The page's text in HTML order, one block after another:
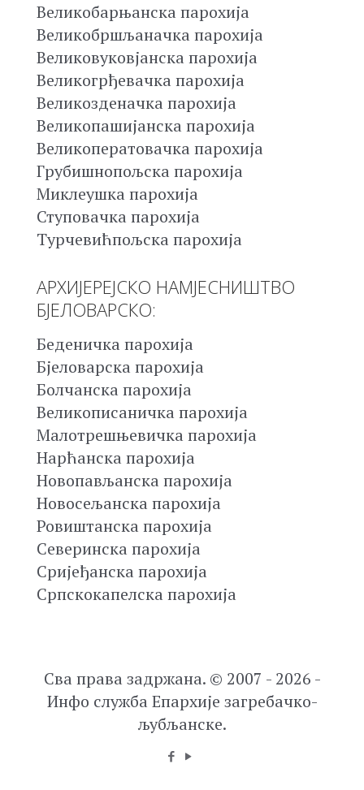
Великобарњанска парохија
Великобршљаначка парохија
Великовуковјанска парохија
Великогрђевачка парохија
Великозденачка парохија
Великопашијанска парохија
Великоператовачка парохија
Грубишнопољска парохија
Миклеушка парохија
Ступовачка парохија
Турчевићпољска парохија
АРХИЈЕРЕЈСКО НАМЈЕСНИШТВО
БЈЕЛОВАРСКО:
Беденичка парохија
Бјеловарска парохија
Болчанска парохија
Великописаничка парохија
Малотрешњевичка парохија
Нарћанска парохија
Новопављанска парохија
Новосељанска парохија
Ровиштанска парохија
Северинска парохија
Сријеђанска парохија
Српскокапелска парохија
Сва права задржана. © 2007 - 2026 -
Инфо служба Епархије загребачко-
љубљанске.